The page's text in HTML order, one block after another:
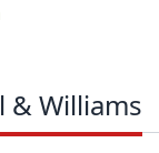
& Williams